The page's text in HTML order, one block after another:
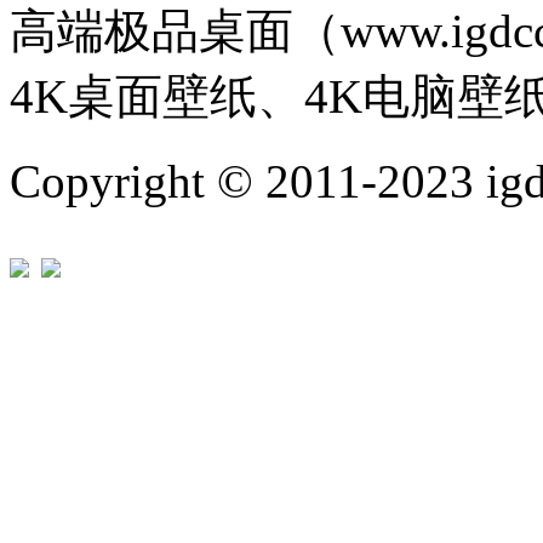
高端极品桌面（
4K桌面壁纸、4K电脑壁
Copyright © 2011-2023